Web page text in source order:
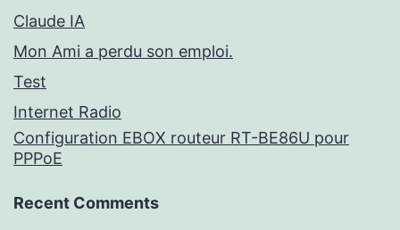
Claude IA
Mon Ami a perdu son emploi.
Test
Internet Radio
Configuration EBOX routeur RT-BE86U pour
PPPoE
Recent Comments